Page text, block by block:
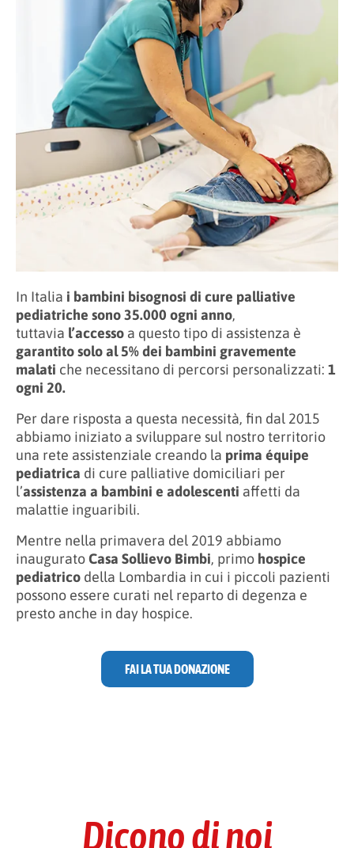
In Italia i bambini bisognosi di cure palliative
pediatriche sono 35.000 ogni anno,
tuttavia l’accesso a questo tipo di assistenza è
garantito solo al 5% dei bambini gravemente
malati che necessitano di percorsi personalizzati: 1
ogni 20.
Per dare risposta a questa necessità, fin dal 2015
abbiamo iniziato a sviluppare sul nostro territorio
una rete assistenziale creando la prima équipe
pediatrica di cure palliative domiciliari per
l’assistenza a bambini e adolescenti affetti da
malattie inguaribili.
Mentre nella primavera del 2019 abbiamo
inauguratoCasa Sollievo Bimbi, primo hospice
pediatrico della Lombardia in cui i piccoli pazienti
possono essere curati nel reparto di degenza e
presto anche in day hospice.
FAI LA TUA DONAZIONE
Dicono di noi